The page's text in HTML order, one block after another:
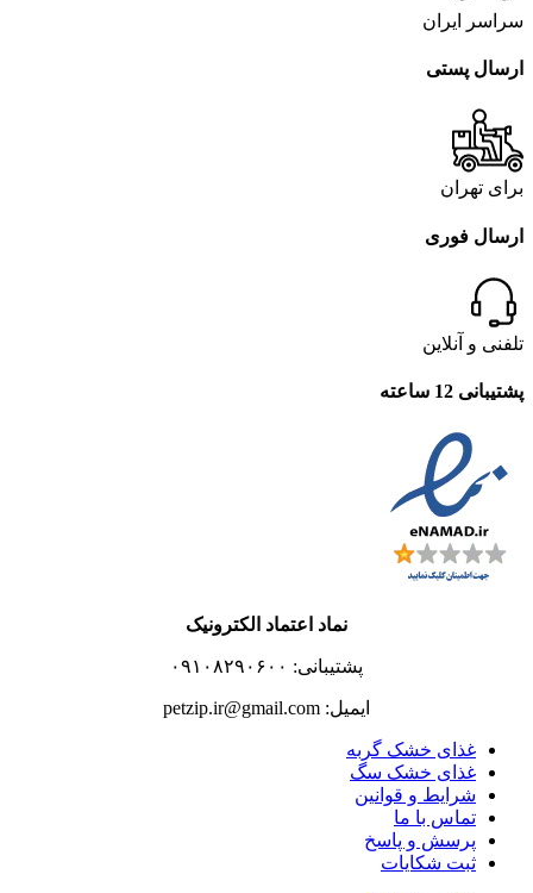
سراسر ایران
ارسال پستی
برای تهران
ارسال فوری
تلفنی و آنلاین
پشتیبانی 12 ساعته
نماد اعتماد الکترونیک
پشتیبانی: ۰۹۱۰۸۲۹۰۶۰۰
ایمیل: petzip.ir@gmail.com
غذای خشک گربه
غذای خشک سگ
شرایط و قوانین
تماس با ما
پرسش و پاسخ
ثبت شکایات